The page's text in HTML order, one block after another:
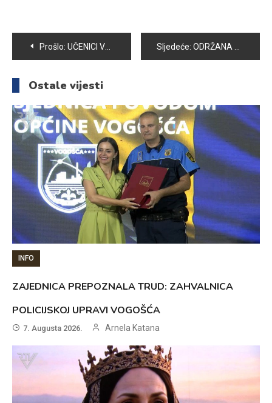
Navigacija
članaka
Prošlo: UČENICI VOGOŠĆANSKIH OSNOVNIH ŠKOLA UZELI UČEŠĆE U AKCIJI „ČISTA I LIJEPA VOGOŠĆA“ Sljedeće: ODRŽANA XVII SMOTRA NAUČNO-TEHNIČKOG I SPORTSKO-TEHNIČKOG STVARALAŠTVA
Ostale vijesti
INFO
ZAJEDNICA PREPOZNALA TRUD: ZAHVALNICA
POLICIJSKOJ UPRAVI VOGOŠĆA
7. Augusta 2026. Arnela Katana